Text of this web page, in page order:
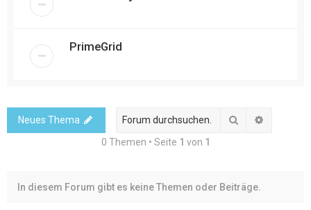
PrimeGrid
Neues Thema Suche
0 Themen • Seite 1 von 1
In diesem Forum gibt es keine Themen oder Beiträge.